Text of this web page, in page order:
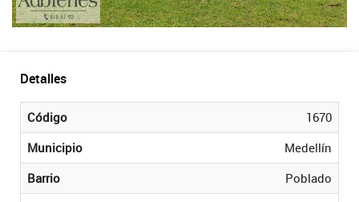
Detalles
Código
1670
Municipio
Medellín
Barrio
Poblado